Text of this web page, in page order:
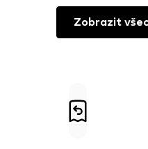
Zobrazit